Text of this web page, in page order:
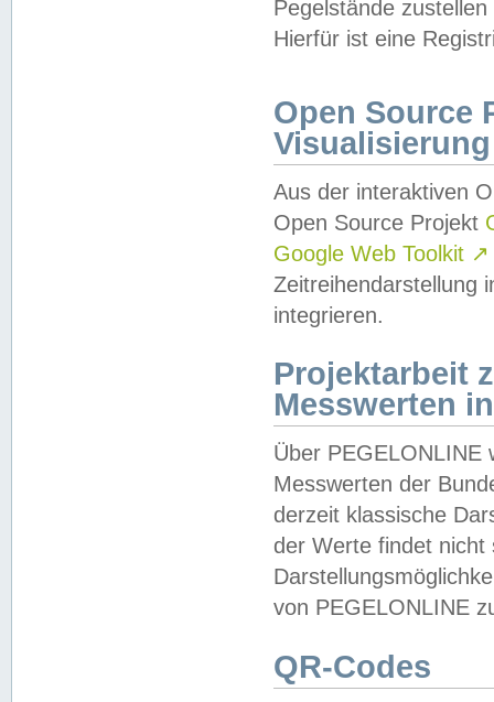
Pegelstände
Hierfür ist eine
Open Source
Visualisierung
Aus der interaktiven
Open Source Projekt
Google Web Toolkit ↗
Zeitreihendarstellung
integrieren.
Projektarbeit
Messwerten
Über PEGELONLINE
Messwerten der
derzeit klassische
der Werte findet
von PEGELONLINE
QR-Codes